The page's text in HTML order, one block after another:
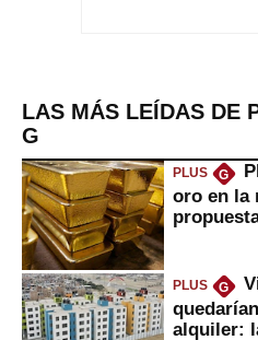
LAS MÁS LEÍDAS DE
G
PLUS G
oro en la
PLUS G
alquiler: